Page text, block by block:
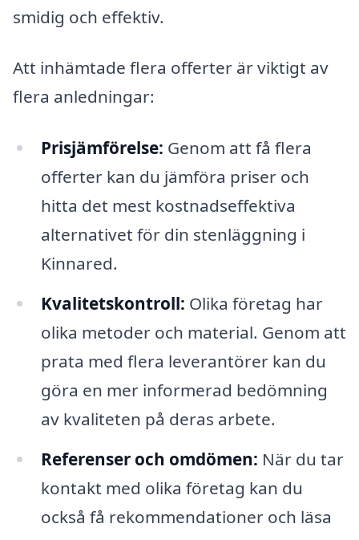
smidig och effektiv.
Att inhämtade flera offerter är viktigt av
flera anledningar:
Prisjämförelse: Genom att få flera
offerter kan du jämföra priser och
hitta det mest kostnadseffektiva
alternativet för din stenläggning i
Kinnared.
Kvalitetskontroll: Olika företag har
olika metoder och material. Genom att
prata med flera leverantörer kan du
göra en mer informerad bedömning
av kvaliteten på deras arbete.
Referenser och omdömen: När du tar
kontakt med olika företag kan du
också få rekommendationer och läsa